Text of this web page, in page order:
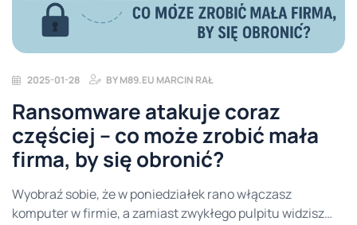
2025-01-28 BYM89.EU MARCIN RAŁ
Ransomware atakuje coraz
częściej – co może zrobić mała
firma, by się obronić?
Wyobraź sobie, że w poniedziałek rano włączasz
komputer w firmie, a zamiast zwykłego pulpitu widzisz